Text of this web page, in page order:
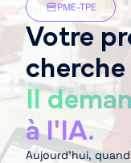
PME-TPE
Votre
Il
à l'IA.
Aujourd’hui,